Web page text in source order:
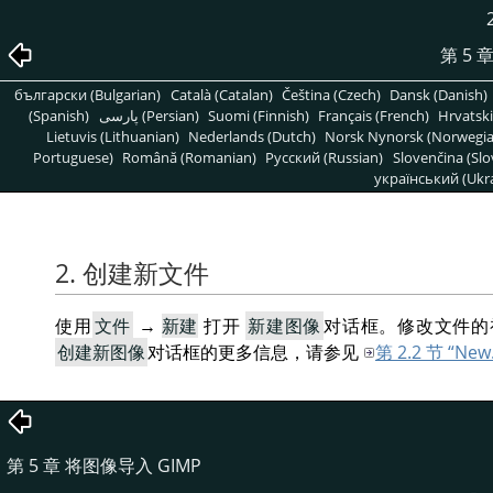
第 5
български (Bulgarian) Català (Catalan) Čeština (Czech) Dansk (Danish)
(Spanish)
پارسی (Persian) Suomi (Finnish) Français (French)
Lietuvis (Lithuanian) Nederlands (Dutch) Norsk Nynorsk
Portuguese) Română (Romanian) Pусский (Russian) Slovenčina
український
2. 创建新文件
使用文件 → 新建 打开 新建图像对话框。修改文件
创建新图像对话框的更多信息，请参见 第 2.2 节
第 5 章 将图像导入 GIMP